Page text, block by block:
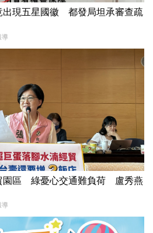
出現五星國徽 都發局坦承審查疏
導
園區 綠憂心交通難負荷 盧秀燕
導